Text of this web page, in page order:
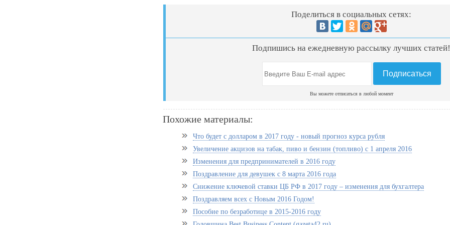
Поделиться в социальных сетях:
Подпишись на ежедневную рассылку лучших
Вы можете отписаться в любой момент
Похожие материалы:
Что будет с долларом в 2017 году - новый прогноз курса рубля
Увеличение акцизов на табак, пиво и бензин (топливо) с 1 апреля 2016
Изменения для предпринимателей в 2016 году
Поздравление для девушек с 8 марта 2016 года
Снижение ключевой ставки ЦБ РФ в 2017 году – изменения для бухгалтера
Поздравляем всех с Новым 2016 Годом!
Пособие по безработице в 2015-2016 году